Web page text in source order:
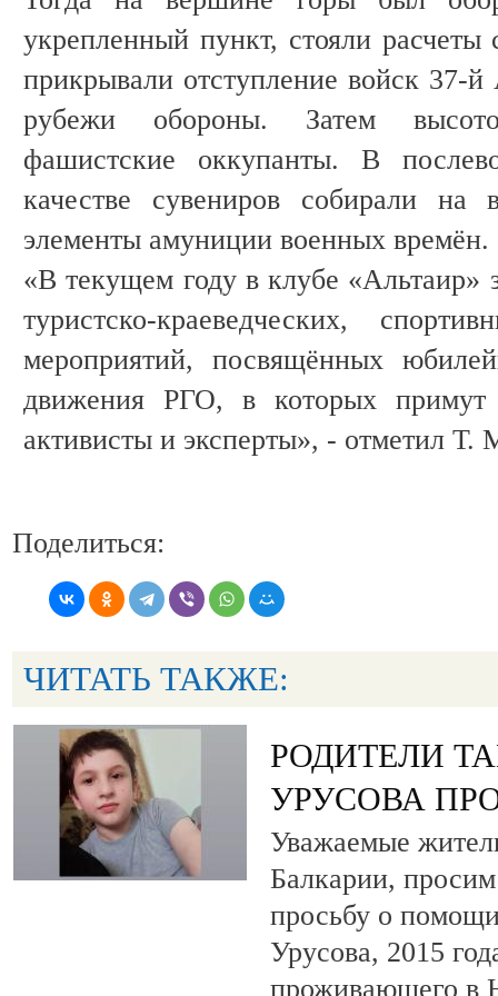
укрепленный пункт, стояли расчеты
прикрывали отступление войск 37-
рубежи обороны. Затем
фашистские оккупанты. В
качестве сувениров собирали
элементы амуниции военных времён.
«В текущем году в клубе «Альтаир»
туристско-краеведческих,
мероприятий, посвящённых
движения РГО, в которых примут
активисты и эксперты», - отметил Т.
Поделиться:
ЧИТАТЬ ТАКЖЕ:
РОДИТЕЛИ
УРУСОВА
Уважаемые
Балкарии,
просьбу о
Урусова, 2015
проживающего в